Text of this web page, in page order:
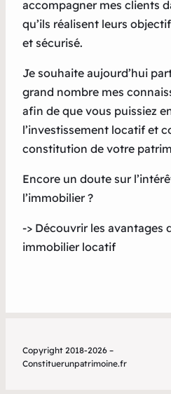
accompagner mes clients
qu’ils réalisent leurs
et sécurisé.
Je souhaite aujourd’hui
grand nombre mes
afin de que vous puissiez
l’investissement locatif et
constitution de votre
Encore un doute sur
l’immobilier ?
-> Découvrir les avantages
immobilier locatif
Copyright 2018-2026 –
Constituerunpatrimoine.fr